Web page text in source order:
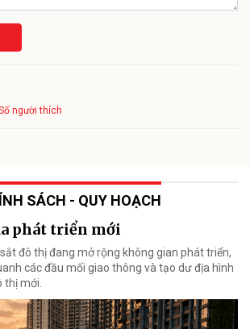
người thích
SÁCH - QUY HOẠCH
phát triển mới
đô thị đang mở rộng không gian phát triển,
các đầu mối giao thông và tạo dư địa hình
mới.